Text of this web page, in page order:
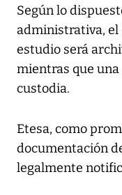
Según lo
administrativa,
estudio será
mientras que
custodia.
Etesa, como
documentación
legalmente